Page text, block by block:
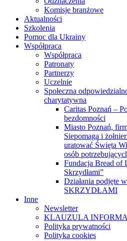
Komisje branżowe
Aktualności
Szkolenia
Pomoc dla Ukrainy
Współpraca
Współpraca
Patronaty
Partnerzy
Uczelnie
Społeczna
charytatywna
Caritas Poznań –
bezdomności
Miasto Poznań,
Siepomaga i
uratować Święta
osób
Fundacja Bread of
Skrzydłami”
Działania podjęte
SKRZYDŁAMI
Inne
Newsletter
KLAUZULA
Polityka prywatności
Polityka cookies